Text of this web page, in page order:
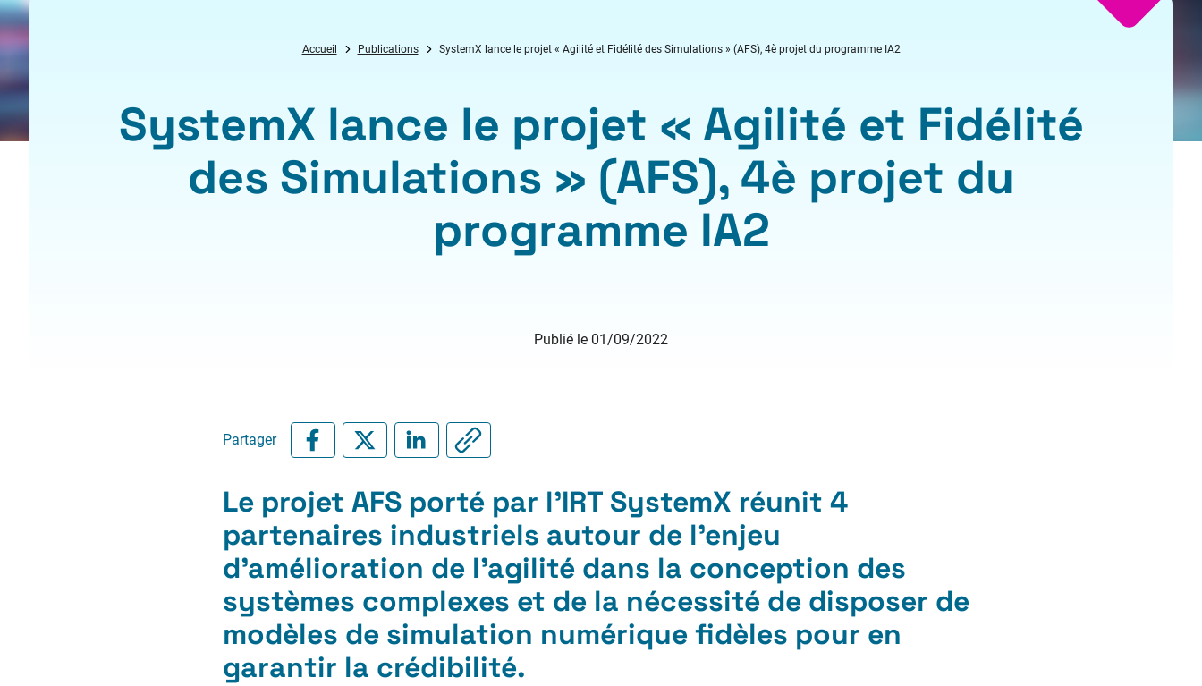
Accueil Publications SystemX lance le projet « Agilité et Fidélité des Simulations » (AFS), 4è projet du programme IA2
SystemX lance le projet « Agilité et Fidélité
des Simulations » (AFS), 4è projet du
programme IA2
Publié le 01/09/2022
Partager
Le projet AFS porté par l’IRT SystemX réunit 4
partenaires industriels autour de l’enjeu
d’amélioration de l’agilité dans la conception des
systèmes complexes et de la nécessité de disposer de
modèles de simulation numérique fidèles pour en
garantir la crédibilité.